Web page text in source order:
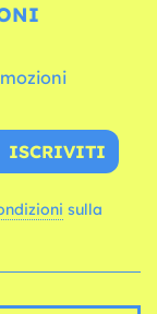
ISCRIVITI